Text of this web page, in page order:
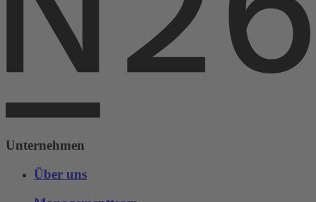
Unternehmen
Über uns